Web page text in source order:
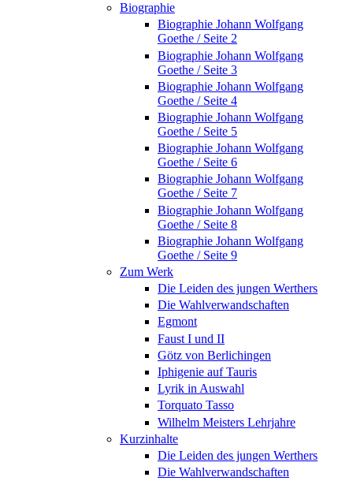
Biographie
Biographie Johann Wolfgang
Goethe / Seite 2
Biographie Johann Wolfgang
Goethe / Seite 3
Biographie Johann Wolfgang
Goethe / Seite 4
Biographie Johann Wolfgang
Goethe / Seite 5
Biographie Johann Wolfgang
Goethe / Seite 6
Biographie Johann Wolfgang
Goethe / Seite 7
Biographie Johann Wolfgang
Goethe / Seite 8
Biographie Johann Wolfgang
Goethe / Seite 9
Zum Werk
Die Leiden des jungen Werthers
Die Wahlverwandschaften
Egmont
Faust I und II
Götz von Berlichingen
Iphigenie auf Tauris
Lyrik in Auswahl
Torquato Tasso
Wilhelm Meisters Lehrjahre
Kurzinhalte
Die Leiden des jungen Werthers
Die Wahlverwandschaften